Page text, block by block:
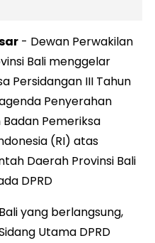
- Dewan Perwakilan
Bali menggelar
Persidangan III Tahun
Penyerahan
Pemeriksa
(RI) atas
Daerah Provinsi Bali
DPRD
yang berlangsung,
Utama DPRD